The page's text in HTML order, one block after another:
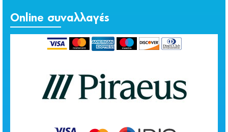
Online συναλλαγές